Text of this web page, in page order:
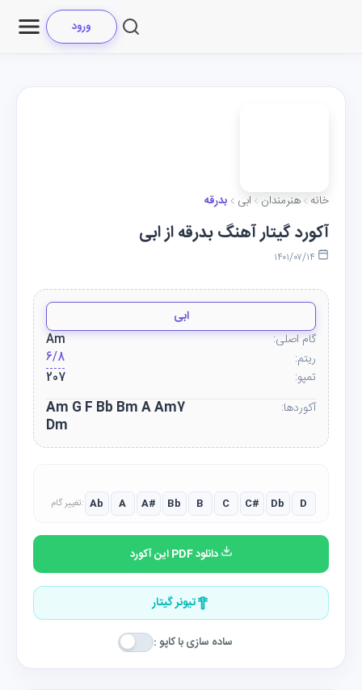
ورود
خانه هنرمندان ابی بدرقه
آکورد گیتار آهنگ بدرقه از ابی
ابی
گام اصلی:
Am
ریتم:
6/8
تمپو:
207
آکوردها:
Am G F Bb Bm A Am7
Dm
تغییر گام: Ab A A# Bb B C C# Db D
دانلود PDF این آکورد
تیونر گیتار
ساده سازی با کاپو :